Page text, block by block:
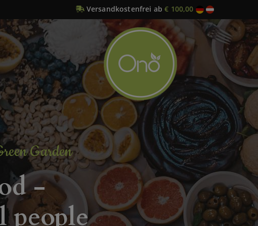
Versandkostenfrei ab€ 100,00
Garden
-
people